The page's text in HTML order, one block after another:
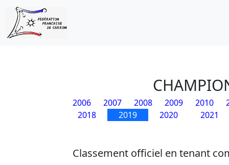
2006 2007 2008 2009 2010
2018
2019 2020 2021
Classement officiel en tenant